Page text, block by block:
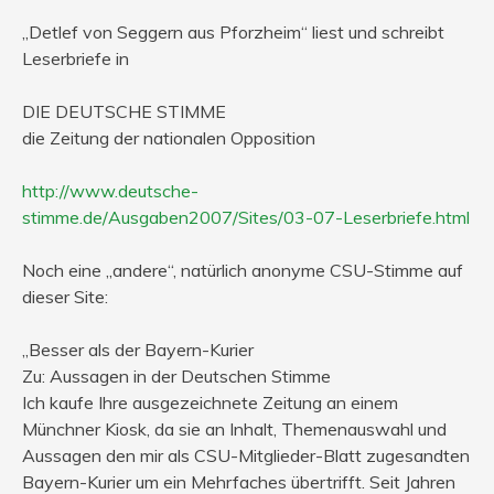
„Detlef von Seggern aus Pforzheim“ liest und schreibt
Leserbriefe in
DIE DEUTSCHE STIMME
die Zeitung der nationalen Opposition
http://www.deutsche-
stimme.de/Ausgaben2007/Sites/03-07-Leserbriefe.html
Noch eine „andere“, natürlich anonyme CSU-Stimme auf
dieser Site:
„Besser als der Bayern-Kurier
Zu: Aussagen in der Deutschen Stimme
Ich kaufe Ihre ausgezeichnete Zeitung an einem
Münchner Kiosk, da sie an Inhalt, Themenauswahl und
Aussagen den mir als CSU-Mitglieder-Blatt zugesandten
Bayern-Kurier um ein Mehrfaches übertrifft. Seit Jahren